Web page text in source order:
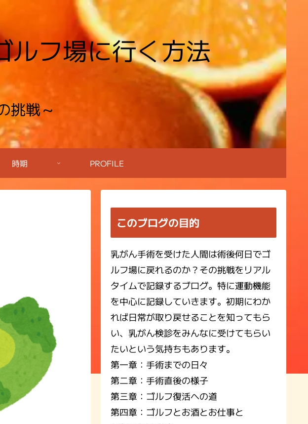
ルフ場に行く方法
挑戦～
時期 PROFILE
このブログの目的
乳がん手術を受けた人間は術後何日でゴ
ルフ場に戻れるのか？その挑戦をリアル
タイムで記録するブログ。特に運動機能
を中心に記録していきます。初期にわか
れば日常が取り戻せることを知ってもら
い、乳がん検診をみんなに受けてもらい
たいという気持ちもあります。
第一章：手術までの日々
第二章：手術直後の様子
第三章：ゴルフ復活への道
第四章：ゴルフとお酒とお仕事と